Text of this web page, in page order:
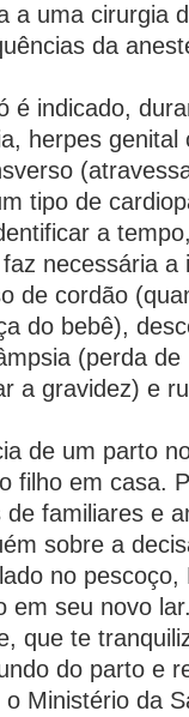
a uma cirurgia
da
é indicado,
herpes genital
tipo de
a
necessária a
de cordão
do bebê),
(perda
a gravidez) e
de um parto
filho em casa.
familiares e
sobre a
no pescoço,
em seu novo
que te
do parto e
Ministério da